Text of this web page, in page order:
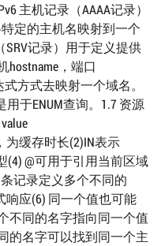
主机记录（AAAA记录）
特定的主机名映射到一个
记录）用于定义提供
，端口
方式去映射一个域名。
于ENUM查询。1.7 资源
为缓存时长(2)IN表示
(4) @可用于引用当前区域
记录定义多个不同的
响应(6) 同一个值也可能
不同的名字指向同一个值
的名字可以找到同一个主